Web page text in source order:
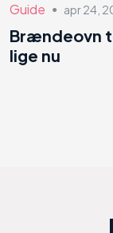
Guide ● apr 24,
Brændeovn
lige nu